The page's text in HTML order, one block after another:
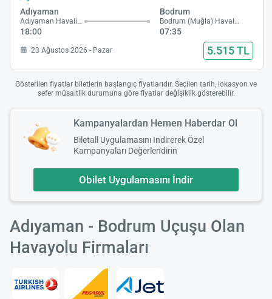
Adıyaman
Adıyaman Havalimanı
18:00
Bodrum
Bodrum (Muğla) Havalimanı
07:35
23 Ağustos 2026 - Pazar 5.515 TL
Gösterilen fiyatlar biletlerin başlangıç fiyatlarıdır. Seçilen tarih, lokasyon ve
sefer müsaitlik durumuna göre fiyatlar değişiklik gösterebilir.
Kampanyalardan Hemen Haberdar Ol
Biletall Uygulamasını Indirerek Özel
Kampanyaları Değerlendirin
Obilet Uygulamasını İndir
Adıyaman - Bodrum Uçuşu Olan
Havayolu Firmaları